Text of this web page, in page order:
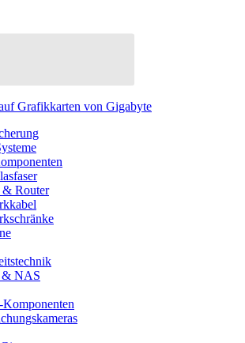
Grafikkarten von Gigabyte
Router
& NAS